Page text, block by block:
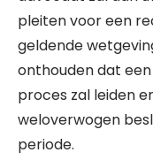
pleiten voor een
geldende
onthouden dat
proces zal leiden
weloverwogen
periode.